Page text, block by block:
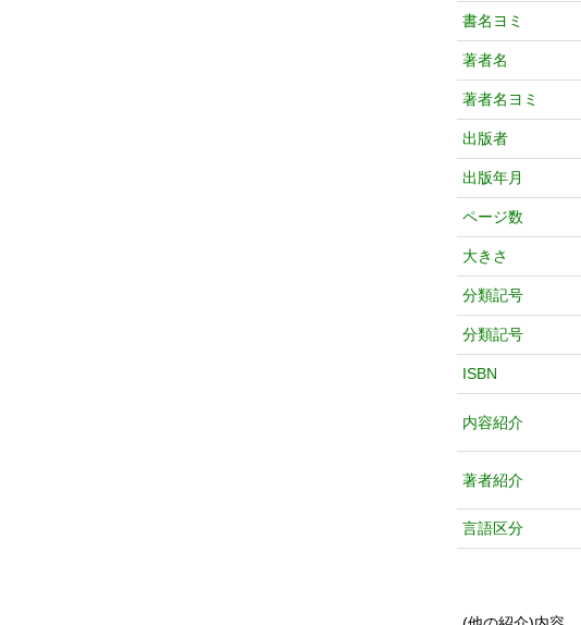
書名ヨミ
著者名
著者名ヨミ
出版者
出版年月
ページ数
大きさ
分類記号
分類記号
ISBN
内容紹介
著者紹介
言語区分